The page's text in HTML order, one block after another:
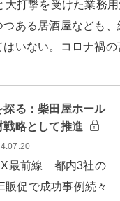
打撃を受けた業務用
ある居酒屋なども
はいない。コロナ禍の
る：柴田屋ホール
略として推進
最前線 都内3社の
促で成功事例続々